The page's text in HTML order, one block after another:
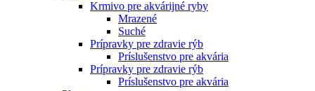
Krmivo pre akvárijné ryby
Mrazené
Suché
Prípravky pre zdravie rýb
Príslušenstvo pre akvária
Prípravky pre zdravie rýb
Príslušenstvo pre akvária